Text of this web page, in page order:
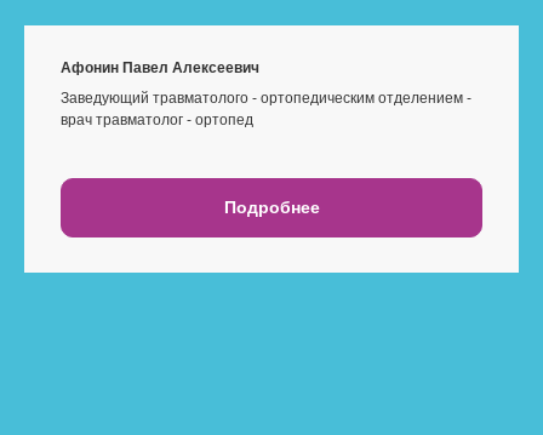
Афонин Павел Алексеевич
Заведующий травматолого - ортопедическим отделением -
врач травматолог - ортопед
Подробнее